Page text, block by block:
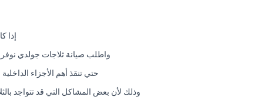
إذا
واطلب صيانة ثلاجات جولدي
حتي تنقذ أهم الأجزاء
وذلك لأن بعض المشاكل التي قد تتواجد